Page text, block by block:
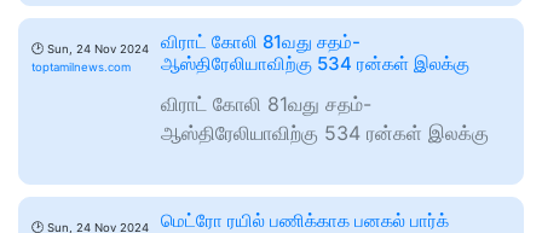
🕑 Sun, 24 Nov 2024
toptamilnews.com
விராட் கோலி 81வது சதம்-
ஆஸ்திரேலியாவிற்கு 534 ரன்கள் இலக்கு
விராட் கோலி 81வது சதம்-
ஆஸ்திரேலியாவிற்கு 534 ரன்கள் இலக்கு
🕑 Sun, 24 Nov 2024
மெட்ரோ ரயில் பணிக்காக பனகல் பார்க்